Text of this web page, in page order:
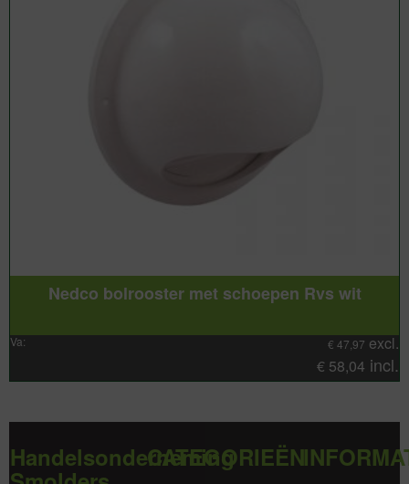
Nedco bolrooster met schoepen Rvs wit
Va: € 47,97 excl.
€ 58,04 incl.
Handelsonderneming
CATEGORIEËN